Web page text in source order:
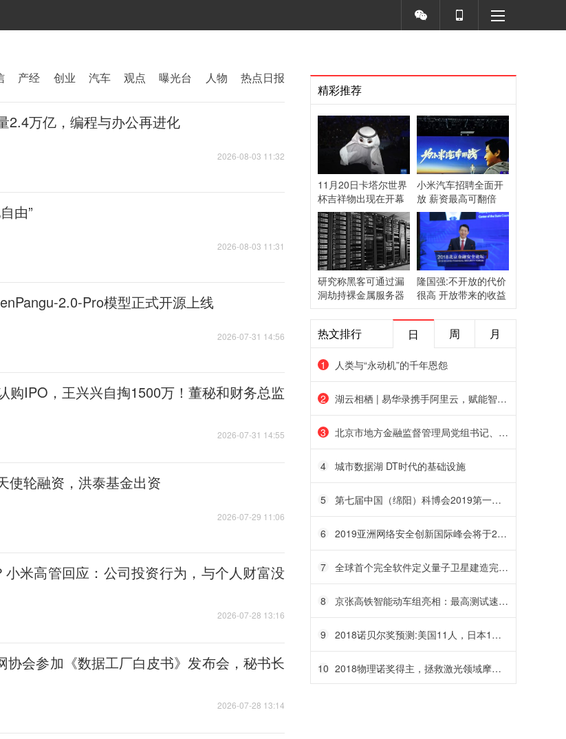
产经 创业 汽车 观点 曝光台 人物 热点日报
2.4万亿，编程与办公再进化
2026-08-03 11:32
由”
2026-08-03 11:31
2.0-Pro模型正式开源上线
2026-07-31 14:56
购IPO，王兴兴自掏1500万！董秘和财务总监
2026-07-31 14:55
使轮融资，洪泰基金出资
2026-07-29 11:06
米高管回应：公司投资行为，与个人财富没
2026-07-28 13:16
协会参加《数据工厂白皮书》发布会，秘书长
2026-07-28 13:14
精彩推荐
11月20日卡塔尔世界
杯吉祥物出现在开幕
式上
小米汽车招聘全面开
放 薪资最高可翻倍
研究称黑客可通过漏
洞劫持裸金属服务器
IBM将修复
隆国强:不开放的代价
很高 开放带来的收益
在慢慢积累
热文排行 日 周 月
1 人类与“永动机”的千年恩怨
2 湖云相栖 | 易华录携手阿里云，赋能智慧交通
3 北京市地方金融监督管理局党组书记、局长霍学文
4 城市数据湖 DT时代的基础设施
5 第七届中国（绵阳）科博会2019第一届新型智慧城市发展论坛在四川绵阳隆重召开
6 2019亚洲网络安全创新国际峰会将于2019年5月在上海举行
7 全球首个完全软件定义量子卫星建造完成：重3.5吨
8 京张高铁智能动车组亮相：最高测试速度350km/h
9 2018诺贝尔奖预测:美国11人，日本1人，中国无人入围
10 2018物理诺奖得主，拯救激光领域摩尔定律的天选之人